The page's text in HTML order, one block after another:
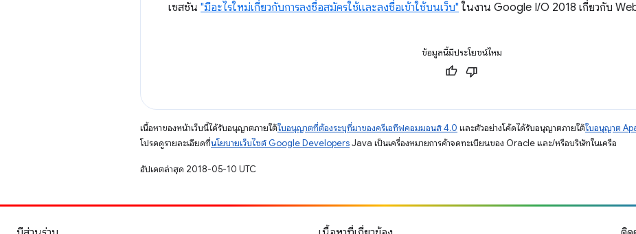
เซสชัน "มีอะไรใหม่เกี่ยวกับการลงชื่อสมัครใช้และลงชื่อเข้าใช้บนเว็บ" ในงาน Google I/O 2018 เกี่ยวกับ
ข้อมูลนี้มีประโยชน์ไหม
เนื้อหาของหน้าเว็บนี้ได้รับอนุญาตภายใต้ใบอนุญาตที่ต้องระบุที่มาของครีเอทีฟคอมมอนส์ 4.0 และตัวอย่างโค้ดได้รับอนุญาตภายใต้ใบอนุญาต
โปรดดูรายละเอียดที่นโยบายเว็บไซต์ Google DevelopersJava เป็นเครื่องหมายการค้าจดทะเบียนของ Oracle และ/หรือบริษัทในเครือ
อัปเดตล่าสุด 2018-05-10 UTC